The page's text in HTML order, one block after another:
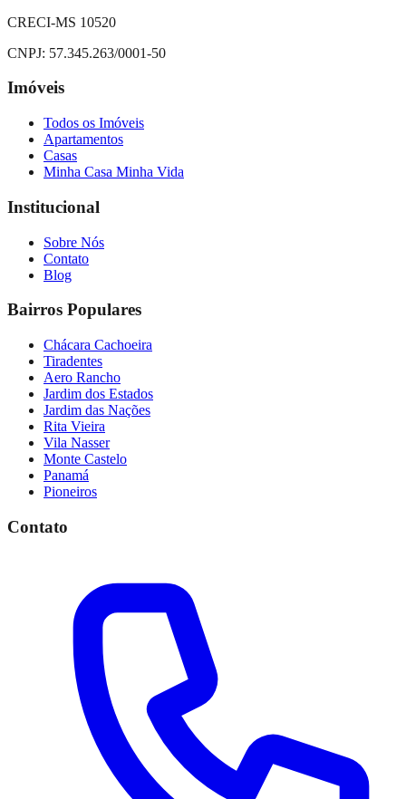
CRECI-MS 10520
CNPJ: 57.345.263/0001-50
Imóveis
Todos os Imóveis
Apartamentos
Casas
Minha Casa Minha Vida
Institucional
Sobre Nós
Contato
Blog
Bairros Populares
Chácara Cachoeira
Tiradentes
Aero Rancho
Jardim dos Estados
Jardim das Nações
Rita Vieira
Vila Nasser
Monte Castelo
Panamá
Pioneiros
Contato